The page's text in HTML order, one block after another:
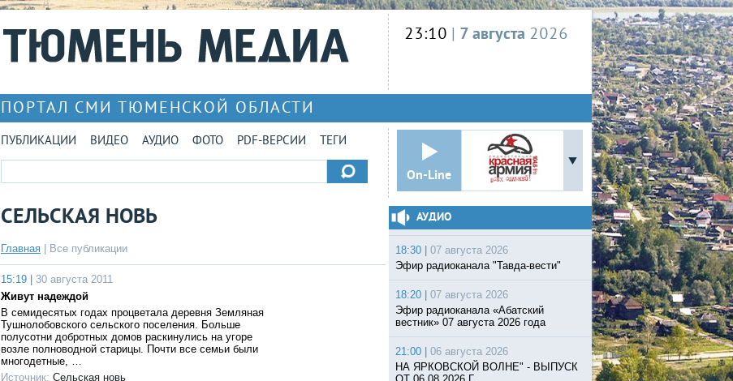
23:10 | 7 августа 2026
ПОРТАЛ СМИ ТЮМЕНСКОЙ ОБЛАСТИ
ПУБЛИКАЦИИ ВИДЕО АУДИО ФОТО PDF-ВЕРСИИ ТЕГИ
On-Line
СЕЛЬСКАЯ НОВЬ
Главная Все публикации
15:19 |
30 августа 2011
Живут надеждой
В семидесятых годах процветала деревня Земляная
Тушнолобовского сельского поселения. Больше
полусотни добротных домов раскинулись на угоре
возле полноводной старицы. Почти все семьи были
многодетные, …
Источник: Сельская новь
АУДИО
18:30 |
07 августа 2026
Эфир радиоканала "Тавда-вести"
18:20 |
07 августа 2026
Эфир радиоканала «Абатский
вестник» 07 августа 2026 года
21:00 |
06 августа 2026
НА ЯРКОВСКОЙ ВОЛНЕ" - ВЫПУСК